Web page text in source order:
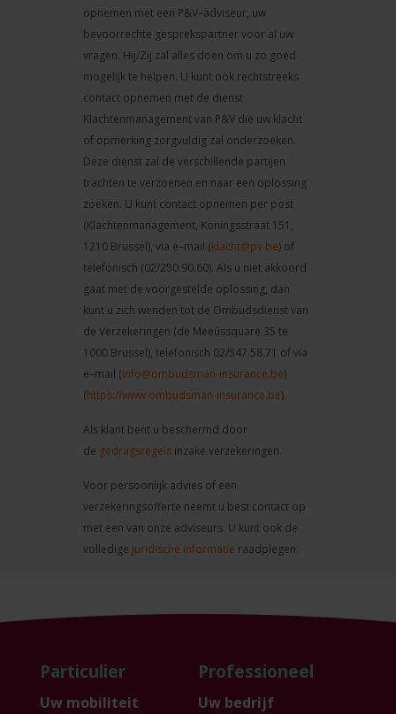
opnemen met een P&V–adviseur, uw
bevoorrechte gesprekspartner voor al uw
vragen. Hij/Zij zal alles doen om u zo goed
mogelijk te helpen. U kunt ook rechtstreeks
contact opnemen met de dienst
Klachtenmanagement van P&V die uw klacht
of opmerking zorgvuldig zal onderzoeken.
Deze dienst zal de verschillende partijen
trachten te verzoenen en naar een oplossing
zoeken. U kunt contact opnemen per post
(Klachtenmanagement, Koningsstraat 151,
1210 Brussel), via e–mail (klacht@pv.be) of
telefonisch (02/250.90.60). Als u niet akkoord
gaat met de voorgestelde oplossing, dan
kunt u zich wenden tot de Ombudsdienst van
de Verzekeringen (de Meeûssquare 35 te
1000 Brussel), telefonisch 02/547.58.71 of via
e–mail (info@ombudsman-insurance.be)
(https://www.ombudsman-insurance.be).
Als klant bent u beschermd door
de gedragsregels inzake verzekeringen.
Voor persoonlijk advies of een
verzekeringsofferte neemt u best contact op
met een van onze adviseurs. U kunt ook de
volledige juridische informatie raadplegen.
Particulier
Uw mobiliteit
Professioneel
Uw bedrijf